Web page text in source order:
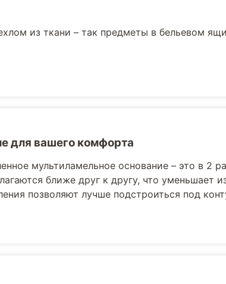
из ткани – так предметы в бельевом
для вашего комфорта
мультиламельное основание – это в 2
ближе друг к другу, что уменьшает
позволяют лучше подстроиться под